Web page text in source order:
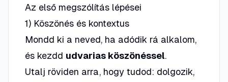
Az első megszólítás lépései
1) Köszönés és kontextus
Mondd ki a neved, ha adódik rá alkalom,
és kezdd udvarias köszönéssel.
Utalj röviden arra, hogy tudod: dolgozik,